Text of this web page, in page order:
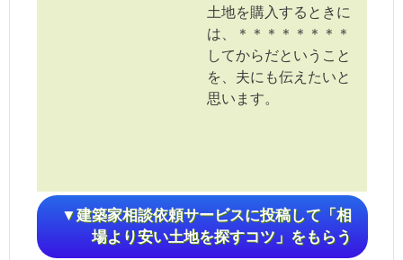
土地を購入するときに
は、＊＊＊＊＊＊＊＊
してからだということ
を、夫にも伝えたいと
思います。
▼建築家相談依頼サービスに投稿して「相
場より安い土地を探すコツ」をもらう